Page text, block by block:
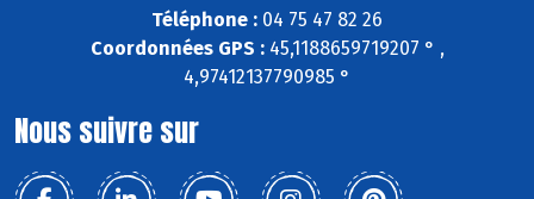
Téléphone : 04 75 47 82 26
Coordonnées GPS :45,1188659719207 ° ,
4,97412137790985 °
Nous suivre sur